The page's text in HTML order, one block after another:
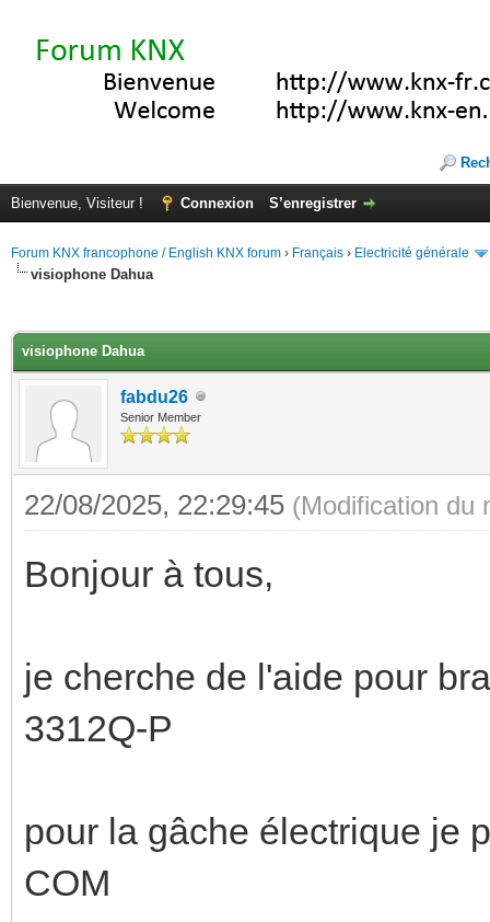
Bienvenue, Visiteur ! Connexion S’enregistrer
Forum KNX francophone / English KNX forum › Français › Electricité générale
visiophone Dahua
visiophone Dahua
fabdu26
Senior Member
22/08/2025, 22:29:45 (Modification du
Bonjour à tous,
je cherche de l'aide pour
3312Q-P
pour la gâche électrique je
COM